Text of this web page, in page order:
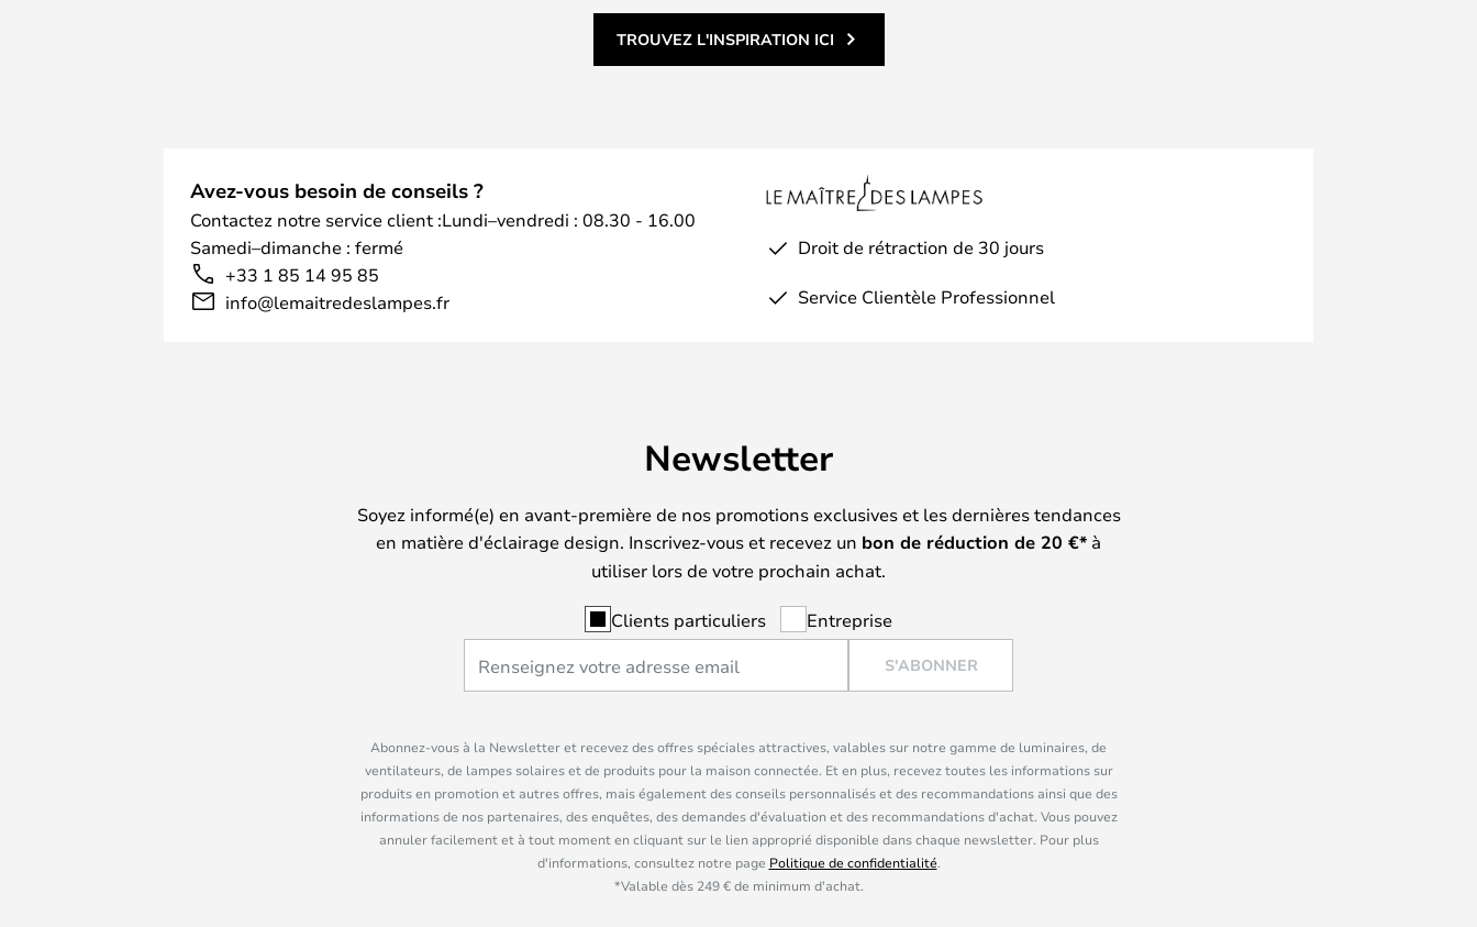
TROUVEZ L'INSPIRATION ICI
Avez-vous besoin de conseils ?
Contactez notre service client :Lundi–vendredi : 08.30 - 16.00
Samedi–dimanche : fermé
+33 1 85 14 95 85
info@lemaitredeslampes.fr
Droit de rétraction de 30 jours
Service Clientèle Professionnel
Newsletter
Soyez informé(e) en avant-première de nos promotions exclusives et les dernières tendances
en matière d'éclairage design. Inscrivez-vous et recevez un bon de réduction de 20 €* à
utiliser lors de votre prochain achat.
Clients particuliers Entreprise
S'ABONNER
Abonnez-vous à la Newsletter et recevez des offres spéciales attractives, valables sur notre gamme de luminaires, de
ventilateurs, de lampes solaires et de produits pour la maison connectée. Et en plus, recevez toutes les informations sur
produits en promotion et autres offres, mais également des conseils personnalisés et des recommandations ainsi que des
informations de nos partenaires, des enquêtes, des demandes d'évaluation et des recommandations d'achat. Vous pouvez
annuler facilement et à tout moment en cliquant sur le lien approprié disponible dans chaque newsletter. Pour plus
d'informations, consultez notre page Politique de confidentialité.
*Valable dès 249 € de minimum d'achat.